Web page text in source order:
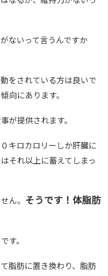
ないって言うんですか
をされている方は良いで
向にあります。
が提供されます。
キロカロリーしか肝臓に
それ以上に蓄えてしまっ
ん。
そうです！体脂肪
す。
脂肪に置き換わり、脂肪